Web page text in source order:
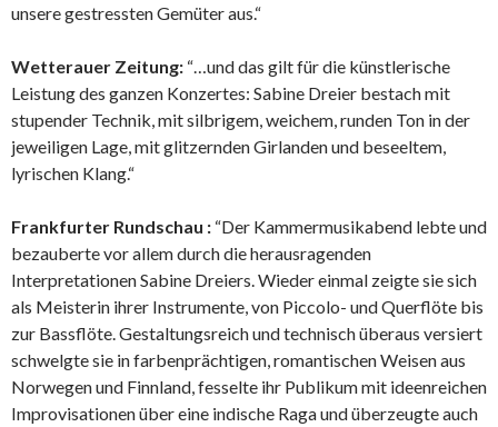
unsere gestressten Gemüter aus.“
Wetterauer Zeitung: “…und das gilt für die künstlerische
Leistung des ganzen Konzertes: Sabine Dreier bestach mit
stupender Technik, mit silbrigem, weichem, runden Ton in der
jeweiligen Lage, mit glitzernden Girlanden und beseeltem,
lyrischen Klang.“
Frankfurter Rundschau : “Der Kammermusikabend lebte und
bezauberte vor allem durch die herausragenden
Interpretationen Sabine Dreiers. Wieder einmal zeigte sie sich
als Meisterin ihrer Instrumente, von Piccolo- und Querflöte bis
zur Bassflöte. Gestaltungsreich und technisch überaus versiert
schwelgte sie in farbenprächtigen, romantischen Weisen aus
Norwegen und Finnland, fesselte ihr Publikum mit ideenreichen
Improvisationen über eine indische Raga und überzeugte auch